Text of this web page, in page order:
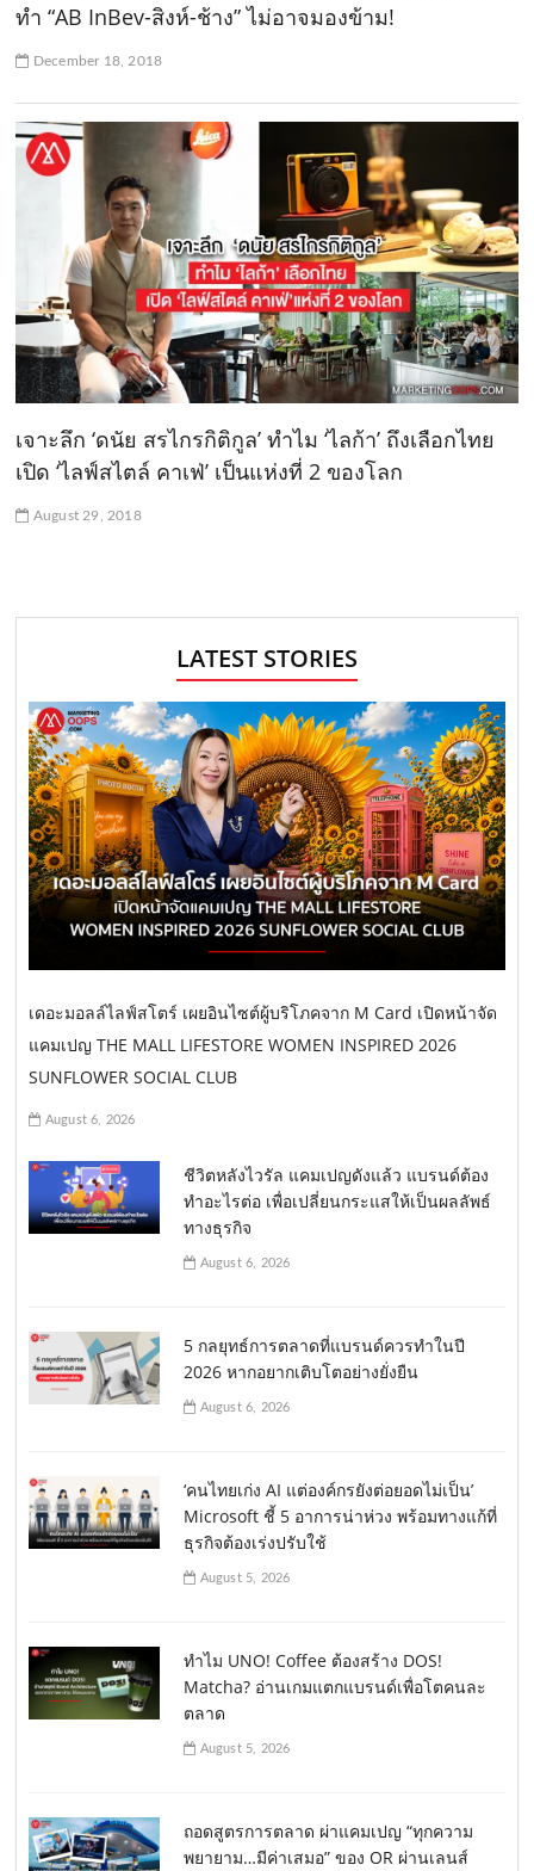
ทำ “AB InBev-สิงห์-ช้าง” ไม่อาจมองข้าม!
December 18, 2018
เจาะลึก ‘ดนัย สรไกรกิติกูล’ ทำไม ‘ไลก้า’ ถึงเลือกไทย
เปิด ‘ไลฟ์สไตล์ คาเฟ่’ เป็นแห่งที่ 2 ของโลก
August 29, 2018
LATEST STORIES
เดอะมอลล์ไลฟ์สโตร์ เผยอินไซต์ผู้บริโภคจาก M Card เปิดหน้าจัด
แคมเปญ THE MALL LIFESTORE WOMEN INSPIRED 2026
SUNFLOWER SOCIAL CLUB
August 6, 2026
ชีวิตหลังไวรัล แคมเปญดังแล้ว แบรนด์ต้อง
ทำอะไรต่อ เพื่อเปลี่ยนกระแสให้เป็นผลลัพธ์
ทางธุรกิจ
August 6, 2026
5 กลยุทธ์การตลาดที่แบรนด์ควรทำในปี
2026 หากอยากเติบโตอย่างยั่งยืน
August 6, 2026
‘คนไทยเก่ง AI แต่องค์กรยังต่อยอดไม่เป็น’
Microsoft ชี้ 5 อาการน่าห่วง พร้อมทางแก้ที่
ธุรกิจต้องเร่งปรับใช้
August 5, 2026
ทำไม UNO! Coffee ต้องสร้าง DOS!
Matcha? อ่านเกมแตกแบรนด์เพื่อโตคนละ
ตลาด
August 5, 2026
ถอดสูตรการตลาด ผ่าแคมเปญ “ทุกความ
พยายาม…มีค่าเสมอ” ของ OR ผ่านเลนส์